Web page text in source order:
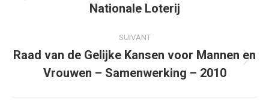
précédent
Nationale Loterij
SUIVANT
suivant
Raad van de Gelijke Kansen voor Mannen en
Vrouwen – Samenwerking – 2010